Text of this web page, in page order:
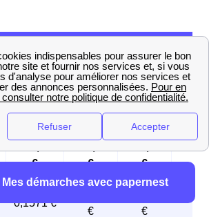
de l'offre Gaz Adapt 1 an
d'Engie
€
€
€
0,1571 €
€
€
Mes démarches avec papernest